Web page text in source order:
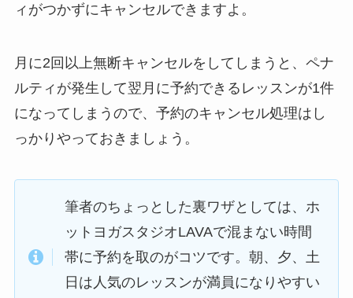
ィがつかずにキャンセルできますよ。
月に2回以上無断キャンセルをしてしまうと、ペナ
ルティが発生して翌月に予約できるレッスンが1件
になってしまうので、予約のキャンセル処理はし
っかりやっておきましょう。
筆者のちょっとした裏ワザとしては、ホ
ットヨガスタジオLAVAで混まない時間
帯に予約を取のがコツです。朝、夕、土
日は人気のレッスンが満員になりやすい